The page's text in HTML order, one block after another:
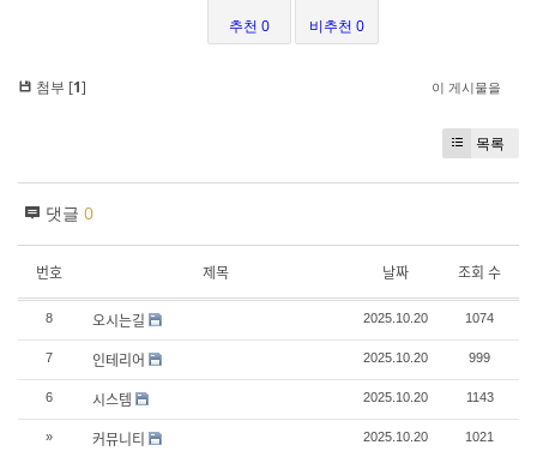
추천 0 비추천 0
첨부 [1] 이 게시물을
목록
댓글 0
번호 제목 날짜 조회 수
8 오시는길 2025.10.20 1074
7 인테리어 2025.10.20 999
6 시스템 2025.10.20 1143
» 커뮤니티 2025.10.20 1021